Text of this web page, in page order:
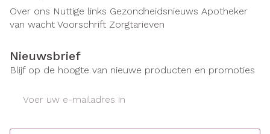
Over ons Nuttige links Gezondheidsnieuws Apotheker
van wacht Voorschrift Zorgtarieven
Nieuwsbrief
Blijf op de hoogte van nieuwe producten en promoties